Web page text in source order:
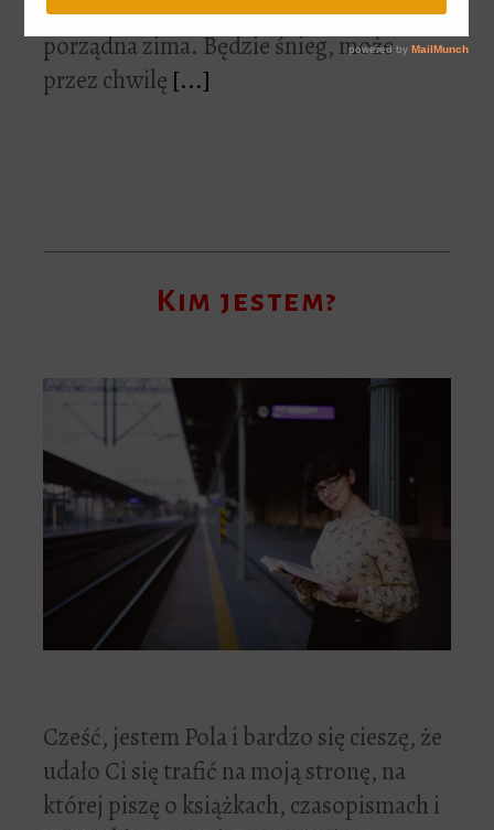
Mam nadzieję, że końcu przyjdzie
porządna zima. Będzie śnieg, może
przez chwilę [...]
Kim jestem?
Cześć, jestem Pola i bardzo się cieszę, że
udało Ci się trafić na moją stronę, na
której piszę o książkach, czasopismach i